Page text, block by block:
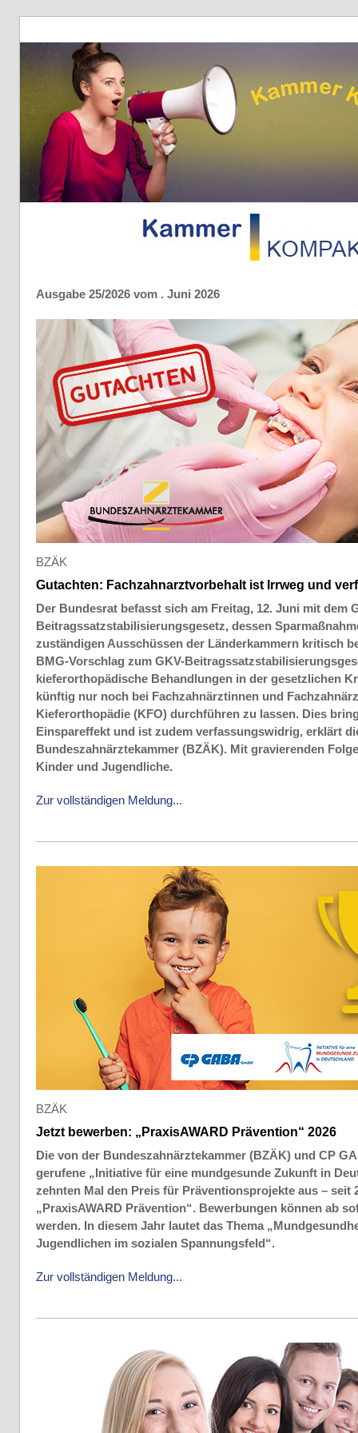
Ausgabe 25/2026 vom . Juni 2026
BZÄK
Gutachten: Fachzahnarztvorbehalt ist Irrweg und
Der Bundesrat befasst sich am Freitag, 12. Juni mit dem
Beitragssatzstabilisierungsgesetz, dessen
zuständigen Ausschüssen der Länderkammern kritisch
BMG-Vorschlag zum GKV-
kieferorthopädische Behandlungen in der gesetzlichen
künftig nur noch bei Fachzahnärztinnen und
Kieferorthopädie (KFO) durchführen zu lassen. Dies
Einspareffekt und ist zudem verfassungswidrig, erklärt
Bundeszahnärztekammer (BZÄK). Mit gravierenden
Kinder und Jugendliche.
Zur vollständigen Meldung...
BZÄK
Jetzt bewerben: „PraxisAWARD Prävention“ 2026
Die von der Bundeszahnärztekammer (BZÄK) und CP
gerufene „Initiative für eine mundgesunde Zukunft in
zehnten Mal den Preis für Präventionsprojekte aus – seit
„PraxisAWARD Prävention“. Bewerbungen können ab
werden. In diesem Jahr lautet das Thema
Jugendlichen im sozialen Spannungsfeld“.
Zur vollständigen Meldung...